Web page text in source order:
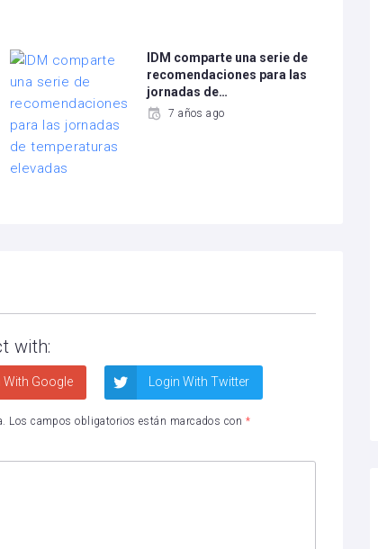
IDM comparte una serie de
recomendaciones para las
jornadas de…
7 años ago
with:
With Google Login With Twitter
Los campos obligatorios están marcados con *